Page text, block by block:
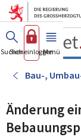
Suchen
Sich einloggen
Menü Haupt-
Bau-,
Änderung